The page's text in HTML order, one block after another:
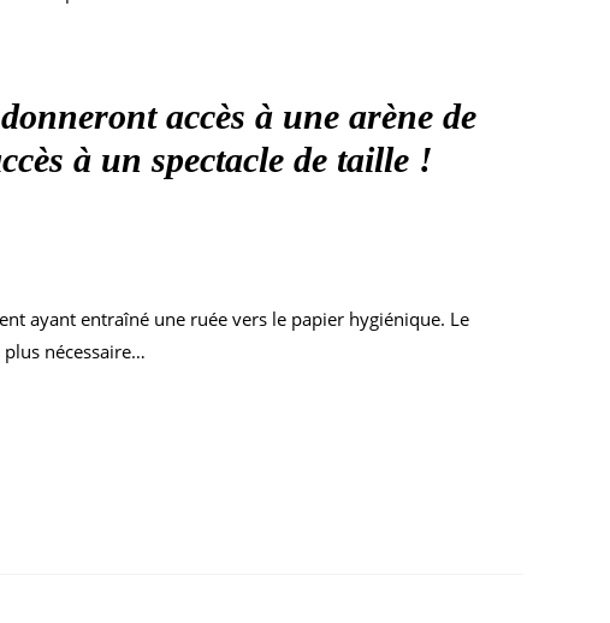
accès à une arène de
à un spectacle de taille !
ayant entraîné une ruée vers le papier hygiénique. Le
plus nécessaire…